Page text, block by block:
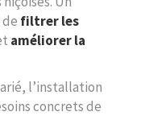
filtrer les
améliorer la
l’installation
concrets de